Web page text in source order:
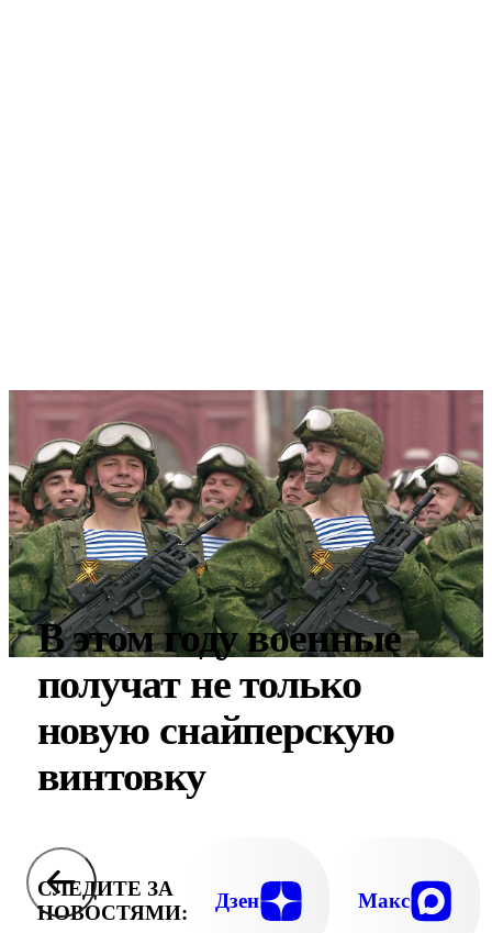
В этом году военные
получат не только
новую снайперскую
винтовку
СЛЕДИТЕ ЗА
НОВОСТЯМИ:
Дзен Макс